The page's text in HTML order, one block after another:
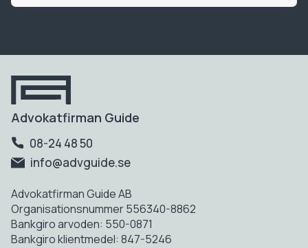
Advokatfirman Guide
08-24 48 50
info@advguide.se
Advokatfirman Guide AB
Organisationsnummer 556340-8862
Bankgiro arvoden: 550-0871
Bankgiro klientmedel: 847-5246